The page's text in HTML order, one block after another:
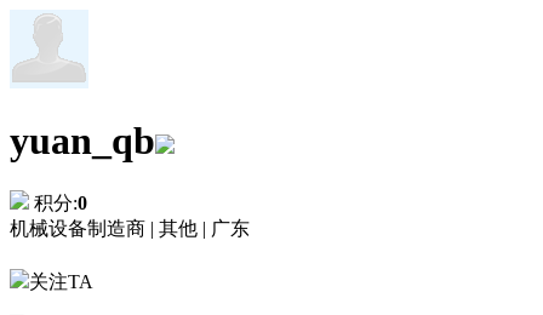
yuan_qb
积分:0
机械设备制造商 | 其他 | 广东
关注TA